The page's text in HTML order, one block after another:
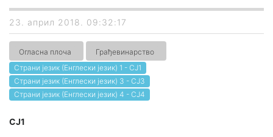
23. април 2018. 09:32:17
Огласна плоча
Грађевинарство
Страни језик (Енглески језик) 1 - СЈ1
Страни језик (Енглески језик) 3 - СЈ3
Страни језик (Енглески језик) 4 - СЈ4
СЈ1